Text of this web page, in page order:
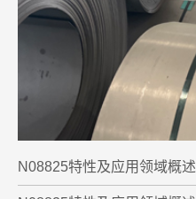
N08825特性及应用领域概述